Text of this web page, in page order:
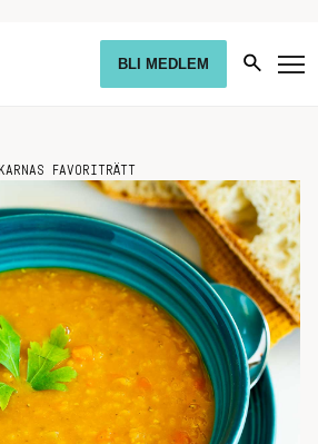
BLI MEDLEM
FAVORITRÄTT